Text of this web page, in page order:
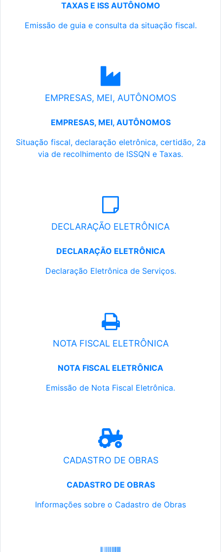
TAXAS E ISS AUTÔNOMO
Emissão de guia e consulta da situação fiscal.
EMPRESAS, MEI, AUTÔNOMOS
EMPRESAS, MEI, AUTÔNOMOS
Situação fiscal, declaração eletrônica, certidão, 2a
via de recolhimento de ISSQN e Taxas.
DECLARAÇÃO ELETRÔNICA
DECLARAÇÃO ELETRÔNICA
Declaração Eletrônica de Serviços.
NOTA FISCAL ELETRÔNICA
NOTA FISCAL ELETRÔNICA
Emissão de Nota Fiscal Eletrônica.
CADASTRO DE OBRAS
CADASTRO DE OBRAS
Informações sobre o Cadastro de Obras